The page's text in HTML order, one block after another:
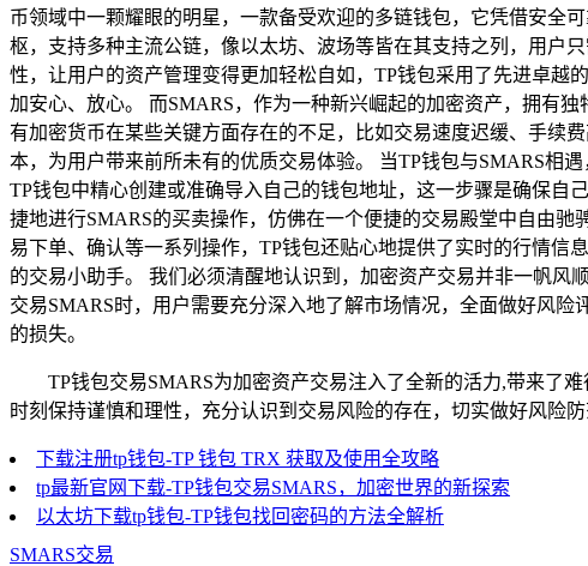
币领域中一颗耀眼的明星，一款备受欢迎的多链钱包，它凭借安全
枢，支持多种主流公链，像以太坊、波场等皆在其支持之列，用户
性，让用户的资产管理变得更加轻松自如，TP钱包采用了先进卓越
加安心、放心。 而SMARS，作为一种新兴崛起的加密资产，拥有
有加密货币在某些关键方面存在的不足，比如交易速度迟缓、手续
本，为用户带来前所未有的优质交易体验。 当TP钱包与SMARS相
TP钱包中精心创建或准确导入自己的钱包地址，这一步骤是确保自
捷地进行SMARS的买卖操作，仿佛在一个便捷的交易殿堂中自由
易下单、确认等一系列操作，TP钱包还贴心地提供了实时的行情信
的交易小助手。 我们必须清醒地认识到，加密资产交易并非一帆风
交易SMARS时，用户需要充分深入地了解市场情况，全面做好风
的损失。
TP钱包交易SMARS为加密资产交易注入了全新的活力,带来了
时刻保持谨慎和理性，充分认识到交易风险的存在，切实做好风险
下载注册tp钱包-TP 钱包 TRX 获取及使用全攻略
tp最新官网下载-TP钱包交易SMARS，加密世界的新探索
以太坊下载tp钱包-TP钱包找回密码的方法全解析
SMARS交易